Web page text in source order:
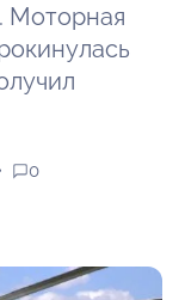
Моторная
0